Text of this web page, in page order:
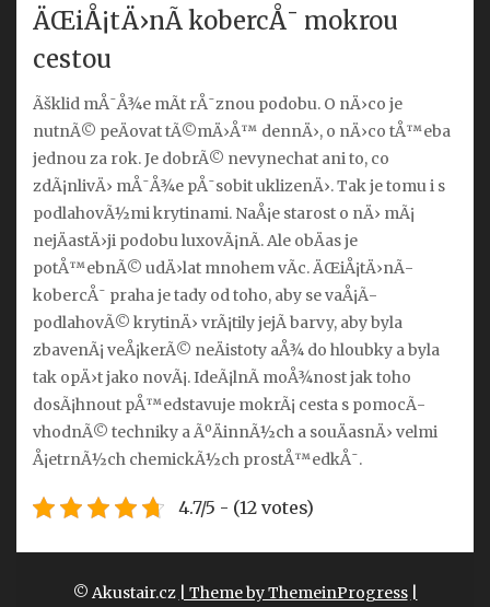
ÄŒiÅ¡tÄ›nÃ­ kobercÅ¯ mokrou
cestou
Ãšklid mÅ¯Å¾e mÃ­t rÅ¯znou podobu. O nÄ›co je
nutnÃ© peÄovat tÃ©mÄ›Å™ dennÄ›, o nÄ›co tÅ™eba
jednou za rok. Je dobrÃ© nevynechat ani to, co
zdÃ¡nlivÄ› mÅ¯Å¾e pÅ¯sobit uklizenÄ›. Tak je tomu i s
podlahovÃ½mi krytinami. NaÅ¡e starost o nÄ› mÃ¡
nejÄastÄ›ji podobu luxovÃ¡nÃ­. Ale obÄas je
potÅ™ebnÃ© udÄ›lat mnohem vÃ­c. ÄŒiÅ¡tÄ›nÃ­
kobercÅ¯ praha je tady od toho, aby se vaÅ¡Ã­
podlahovÃ© krytinÄ› vrÃ¡tily jejÃ­ barvy, aby byla
zbavenÃ¡ veÅ¡kerÃ© neÄistoty aÅ¾ do hloubky a byla
tak opÄ›t jako novÃ¡. IdeÃ¡lnÃ­ moÅ¾nost jak toho
dosÃ¡hnout pÅ™edstavuje mokrÃ¡ cesta s pomocÃ­
vhodnÃ© techniky a ÃºÄinnÃ½ch a souÄasnÄ› velmi
Å¡etrnÃ½ch chemickÃ½ch prostÅ™edkÅ¯.
4.7/5 - (12 votes)
© Akustair.cz | Theme by ThemeinProgress